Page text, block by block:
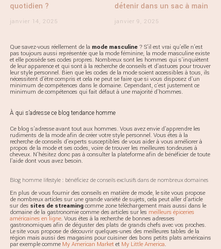
quotidien ?
janvier 14, 2025
détenir dans un sac à main
janvier 9, 2025
Que savez-vous réellement de la mode masculine ? S’il est vrai qu’elle n’est
pas toujours aussi représentée que la mode féminine, la mode masculine existe
et elle possède ses codes propres. Nombreux sont les hommes qui s’inquiètent
de leur apparence et qui sont à la recherche de conseils et d’astuces pour trouver
leur style personnel. Bien que les codes de la mode soient accessibles à tous, ils
nécessitent d’être compris et cela ne peut se faire que si vous disposez d’un
minimum de compétences dans le domaine. Cependant, c’est justement ce
minimum de compétences qui fait défaut à une majorité d’hommes.
À qui s’adresse ce blog tendance homme
Ce blog s’adresse avant tout aux hommes. Vous avez envie d’apprendre les
rudiments de la mode afin de créer votre style personnel. Vous êtes à la
recherche de conseils d’experts susceptibles de vous aider à vous améliorer à
propos de la mode et ses codes, voire de trouver les meilleures tondeuses à
cheveux. N’hésitez donc pas à consulter la plateforme afin de bénéficier de toute
l’aide dont vous avez besoin.
Blog homme lifestyle : bénéficiez de conseils exclusifs dans de nombreux domaines
En plus de vous fournir des conseils en matière de mode, le site vous propose
de nombreux articles sur une grande variété de sujets, cela peut aller d’article
sur des sites de streamingcomme zone téléchargement mais aussi dans le
domaine de la gastronomie comme des articles sur les meilleurs épiceries
américaines en ligne. Vous êtes à la recherche de bonnes adresses
gastronomiques afin de déguster des plats de grands chefs avec vos proches.
Le site vous propose de découvrir quelques-unes des meilleures tables de la
région mais aussi des magasins pour cuisiner des bons petits plats américains
par exemple comme My American Marketet My Little America.